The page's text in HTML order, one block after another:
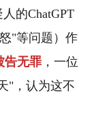
的ChatGPT
"等问题）作
告无罪 ，一位
"，认为这不